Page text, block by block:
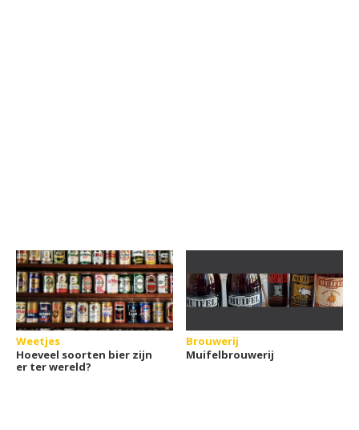
Weetjes
Hoeveel soorten bier zijn
er ter wereld?
Brouwerij
Muifelbrouwerij